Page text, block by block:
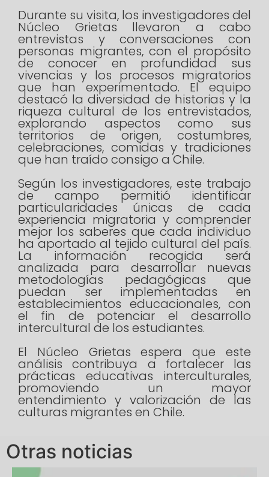
Durante su visita, los investigadores del
Núcleo Grietas llevaron a cabo
entrevistas y conversaciones con
personas migrantes, con el propósito
de conocer en profundidad sus
vivencias y los procesos migratorios
que han experimentado. El equipo
destacó la diversidad de historias y la
riqueza cultural de los entrevistados,
explorando aspectos como sus
territorios de origen, costumbres,
celebraciones, comidas y tradiciones
que han traído consigo a Chile.
Según los investigadores, este trabajo
de campo permitió identificar
particularidades únicas de cada
experiencia migratoria y comprender
mejor los saberes que cada individuo
ha aportado al tejido cultural del país.
La información recogida será
analizada para desarrollar nuevas
metodologías pedagógicas que
puedan ser implementadas en
establecimientos educacionales, con
el fin de potenciar el desarrollo
intercultural de los estudiantes.
El Núcleo Grietas espera que este
análisis contribuya a fortalecer las
prácticas educativas interculturales,
promoviendo un mayor
entendimiento y valorización de las
culturas migrantes en Chile.
Otras noticias